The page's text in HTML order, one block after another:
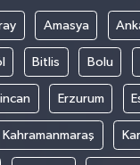
Amasya
Bitlis Bolu
Erzurum
Kahramanmaraş